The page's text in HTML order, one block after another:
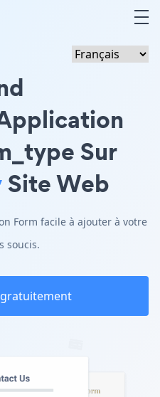
Sur
Site Web
Form facile à ajouter à votre
soucis.